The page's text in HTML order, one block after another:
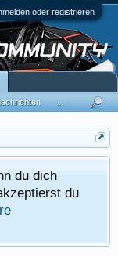
oder registrieren
du dich
du